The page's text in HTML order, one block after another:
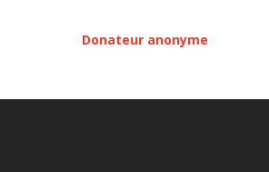
Donateur anonyme